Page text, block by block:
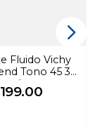
Fluido Vichy
Tono 45 30
ml
.00